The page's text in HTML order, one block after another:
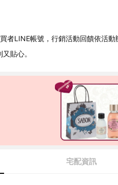
者LINE帳號，行銷活動回饋依活動
貼心。
宅配資訊